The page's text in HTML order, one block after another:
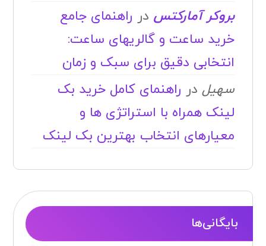
بروکر آمارکتس در راهنمای جامع
خرید ساعت و گالریهای ساعت:
انتخابی دقیق برای سبک و زمان
سهیل در راهنمای کامل خرید بک
لینک همراه با استراتژی ها و
معیارهای انتخاب بهترین بک لینک
بایگانی‌ها